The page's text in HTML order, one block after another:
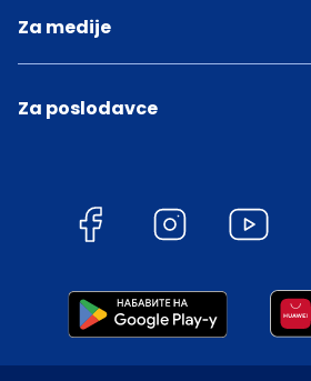
Za medije
Za poslodavce